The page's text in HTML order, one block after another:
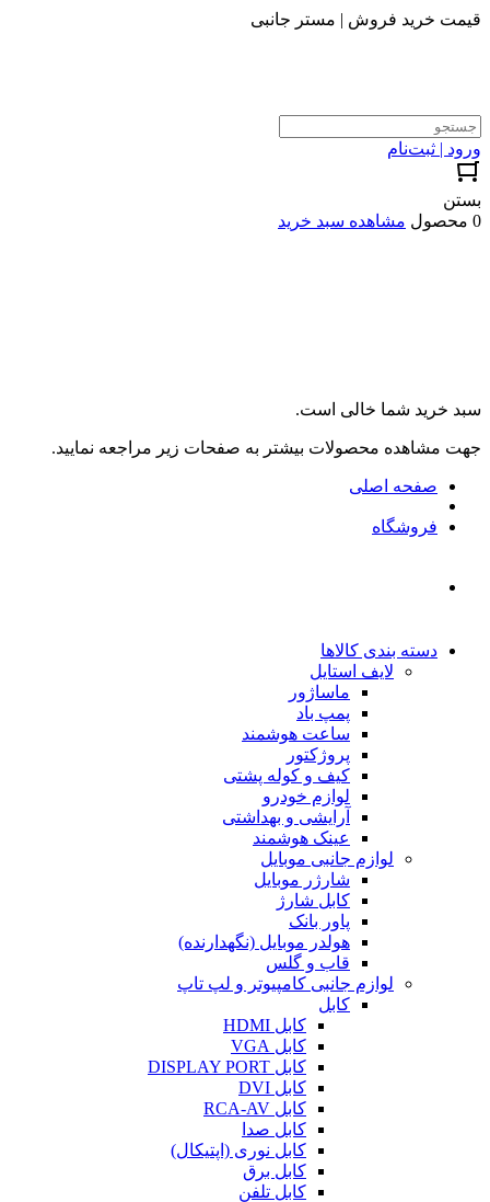
قیمت خرید فروش | مستر جانبی
ورود | ثبت‌نام
بستن
0 محصول
مشاهده سبد خرید
سبد خرید شما خالی است.
جهت مشاهده محصولات بیشتر به صفحات زیر مراجعه نمایید.
صفحه اصلی
فروشگاه
دسته بندی کالاها
لایف استایل
ماساژور
پمپ باد
ساعت هوشمند
پروژکتور
کیف و کوله پشتی
لوازم خودرو
آرایشی و بهداشتی
عینک هوشمند
لوازم جانبی موبایل
شارژر موبایل
کابل شارژ
پاور بانک
هولدر موبایل (نگهدارنده)
قاب و گلس
لوازم جانبی کامپیوتر و لپ تاپ
کابل
کابل HDMI
کابل VGA
کابل DISPLAY PORT
کابل DVI
کابل RCA-AV
کابل صدا
کابل نوری (اپتیکال)
کابل برق
کابل تلفن